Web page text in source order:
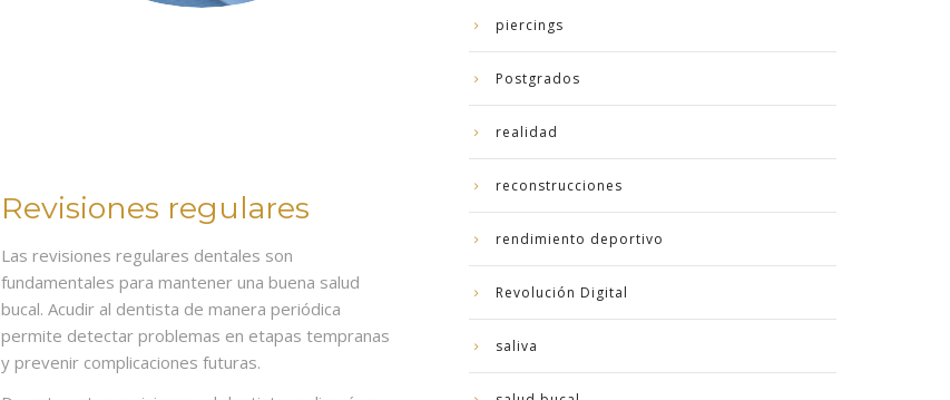
Revisiones regulares
Las revisiones regulares dentales son
fundamentales para mantener una buena salud
bucal. Acudir al dentista de manera periódica
permite detectar problemas en etapas tempranas
y prevenir complicaciones futuras.
piercings
Postgrados
realidad
reconstrucciones
rendimiento deportivo
Revolución Digital
saliva